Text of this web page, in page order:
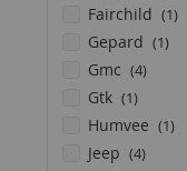
fairchild 1
gepard 1
gmc 4
gtk 1product
humvee 1
jeep 4